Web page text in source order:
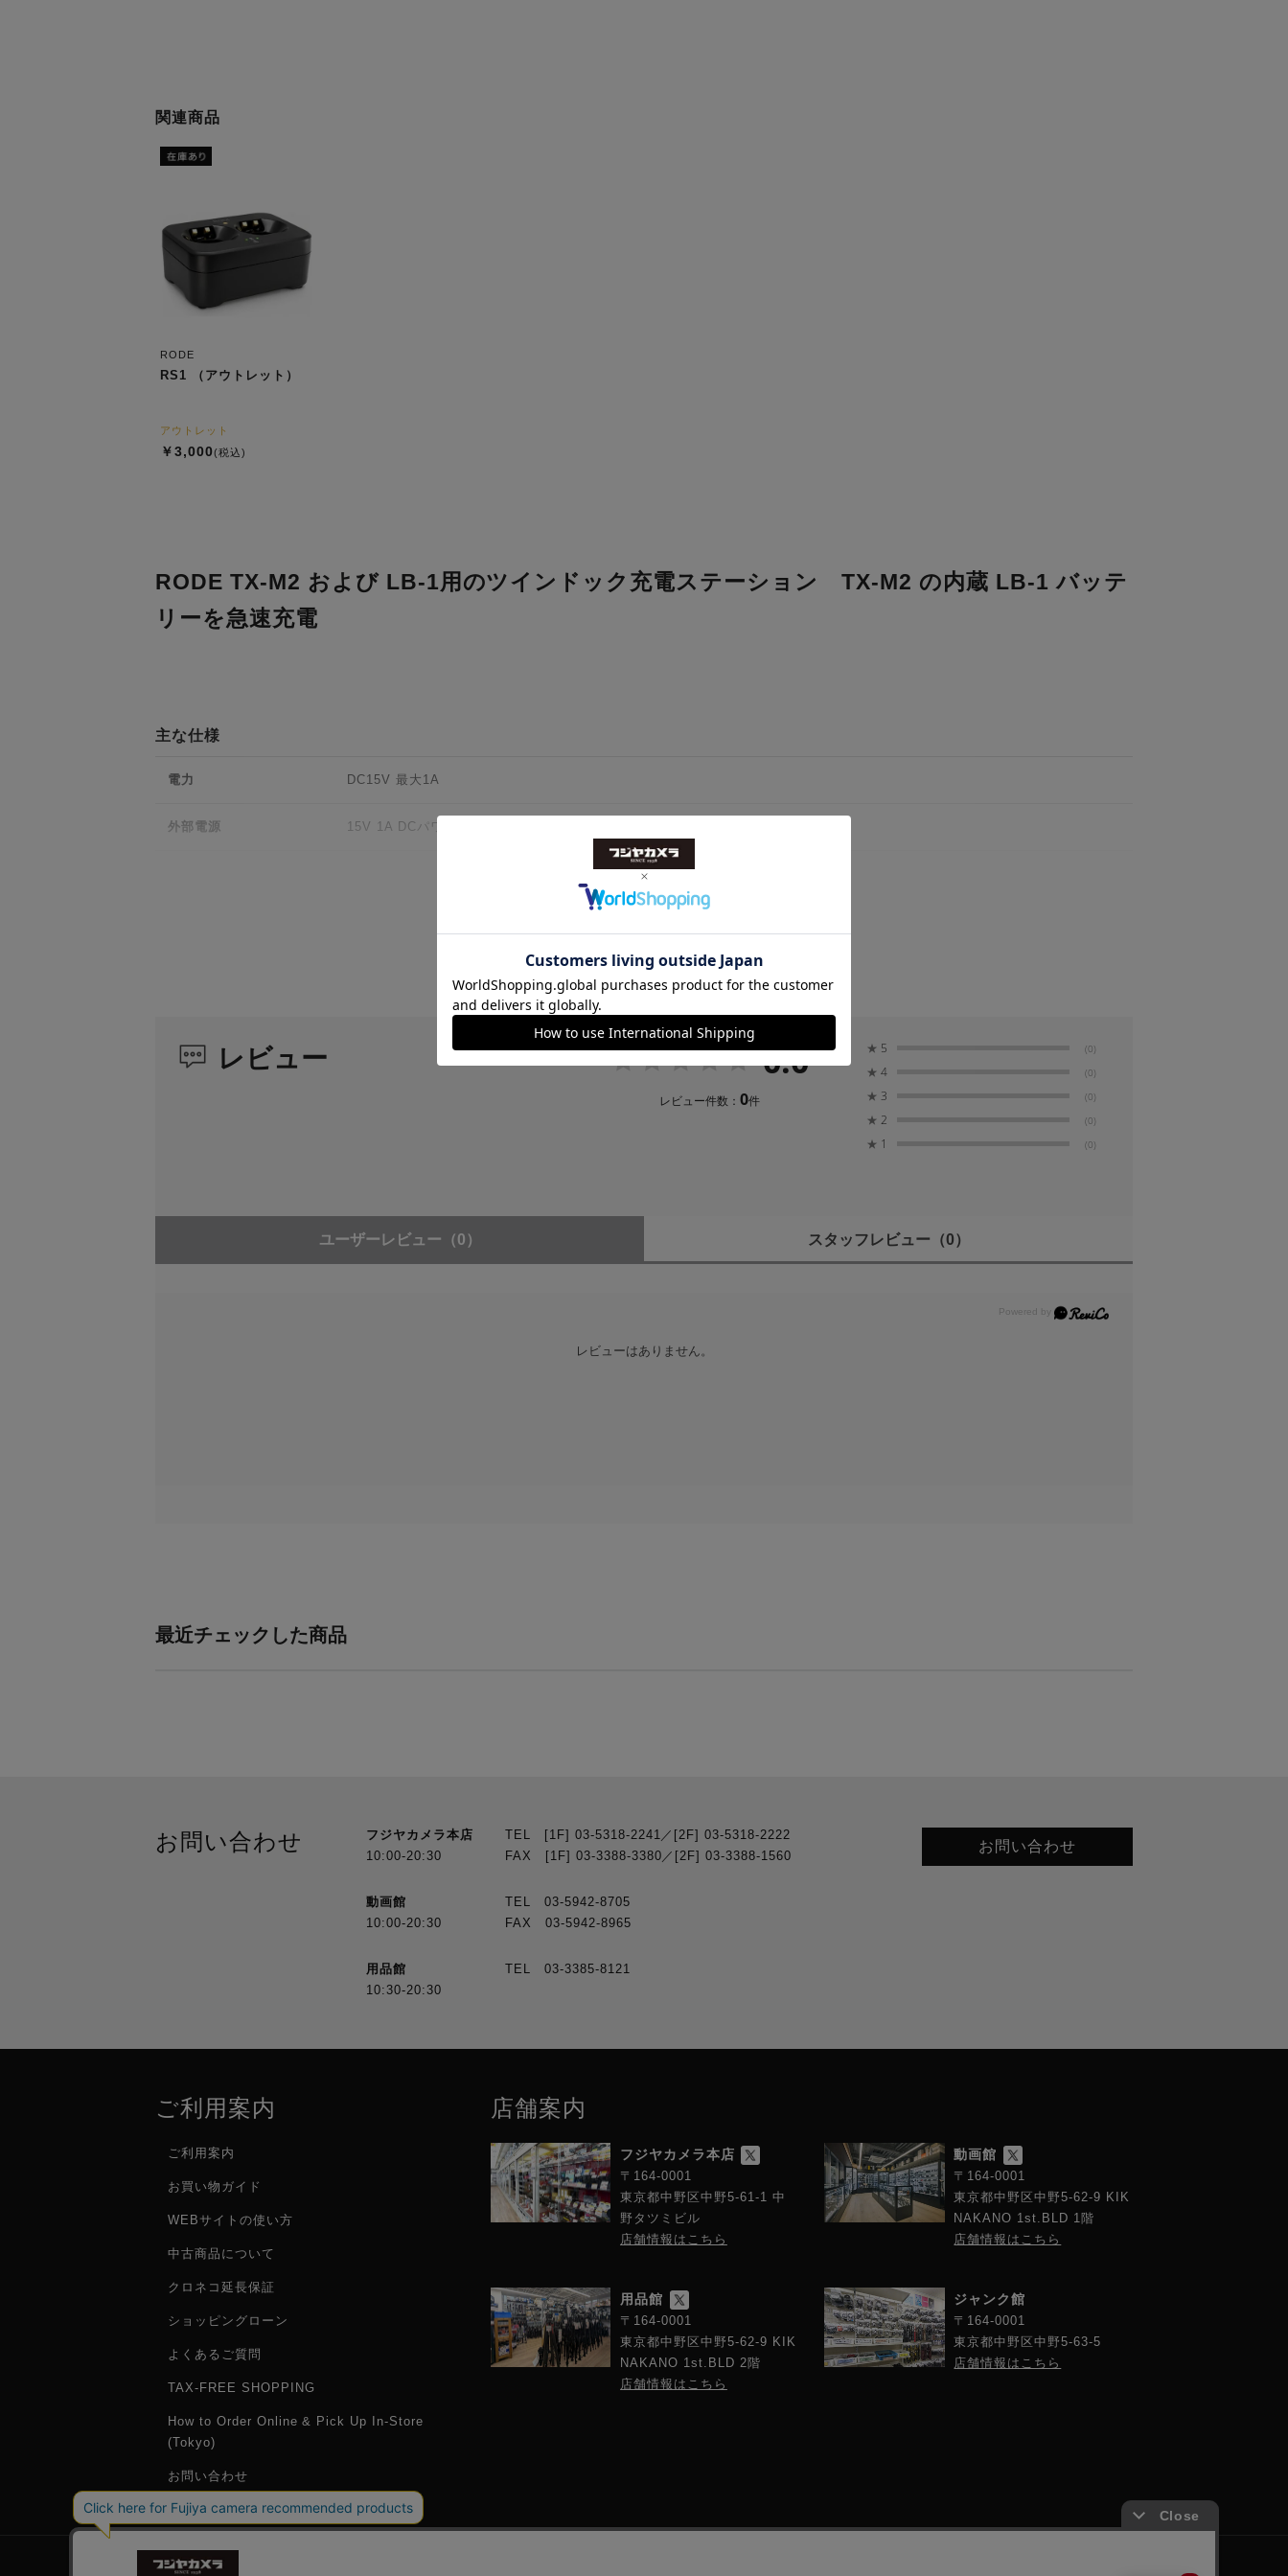
関連商品
アウトレット
RODE
RS1 （アウトレット）
￥3,000(税込)
RODE TX-M2 および LB-1用のツインドック充電ステーション TX-M2 の内蔵 LB-1 バッテ
リーを急速充電
主な仕様
電力 DC15V 最大1A
外部電源 15V 1A DCパワーパック
重量 (g)
もっと見る
レビュー 0.0
レビュー件数： 0件
★ 5 (0)
★ 4 (0)
★ 3 (0)
★ 2 (0)
★ 1 (0)
ユーザーレビュー （0） スタッフレビュー （0）
レビューはありません。
最近チェックした商品
お問い合わせ
フジヤカメラ本店
10:00-20:30
TEL [1F] 03-5318-2241／[2F] 03-5318-2222
FAX [1F] 03-3388-3380／[2F] 03-3388-1560
動画館
10:00-20:30
TEL 03-5942-8705
FAX 03-5942-8965
用品館
10:30-20:30
TEL 03-3385-8121
お問い合わせ
ご利用案内
ご利用案内
お買い物ガイド
WEBサイトの使い方
中古商品について
クロネコ延長保証
ショッピングローン
よくあるご質問
TAX-FREE SHOPPING
How to Order Online & Pick Up In-Store
(Tokyo)
お問い合わせ
店舗案内
フジヤカメラ本店
〒164-0001
東京都中野区中野5-61-1 中
野タツミビル
店舗情報はこちら
動画館
〒164-0001
東京都中野区中野5-62-9 KIK
NAKANO 1st.BLD 1階
店舗情報はこちら
用品館
〒164-0001
東京都中野区中野5-62-9 KIK
NAKANO 1st.BLD 2階
店舗情報はこちら
ジャンク館
〒164-0001
東京都中野区中野5-63-5
店舗情報はこちら